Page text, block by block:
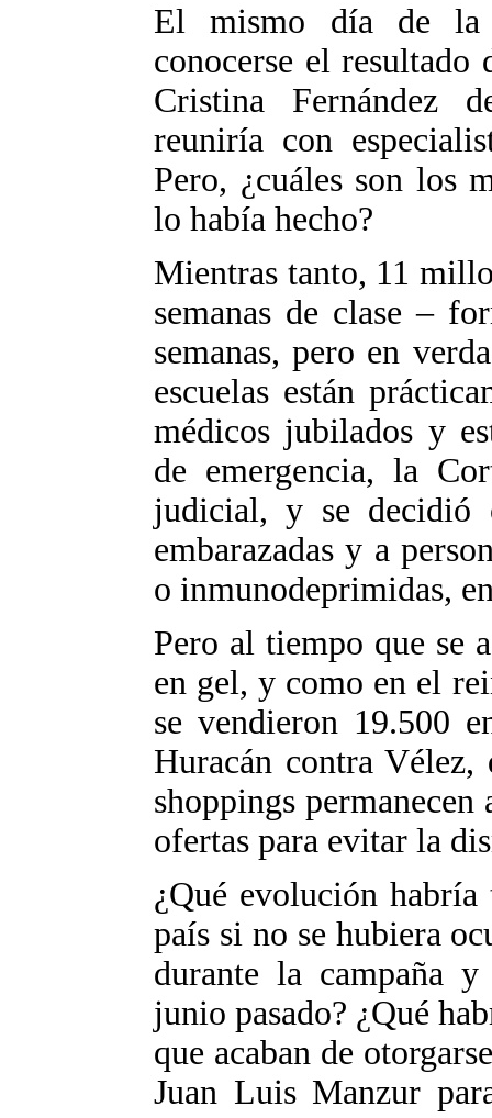
El mismo día de la
conocerse el resultado
Cristina Fernández
reuniría con
Pero, ¿cuáles son los
lo había hecho?
Mientras tanto, 11
semanas de clase –
semanas, pero en
escuelas están
médicos jubilados y
de emergencia, la
judicial, y se decidió
embarazadas y a
o inmunodeprimidas,
Pero al tiempo que se
en gel, y como en el
se vendieron 19.500
Huracán contra
shoppings
ofertas para evitar la
¿Qué evolución
país si no se hubiera
durante la campaña
junio pasado? ¿Qué
que acaban de
Juan Luis Manzur